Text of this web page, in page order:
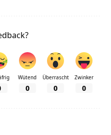
Wütend
0
Überrascht
0
Zwinker
0